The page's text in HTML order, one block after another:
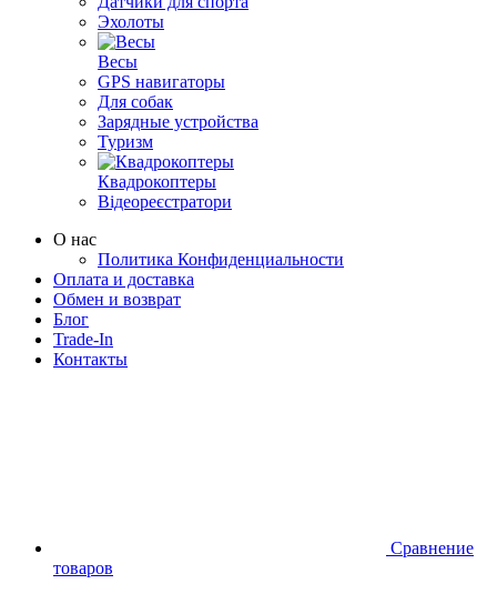
Эхолоты
Весы
GPS навигаторы
Для собак
Зарядные устройства
Туризм
Квадрокоптеры
Відеореєстратори
О нас
Политика Конфиденциальности
Оплата и доставка
Обмен и возврат
Блог
Trade-In
Контакты
Сравнение
товаров